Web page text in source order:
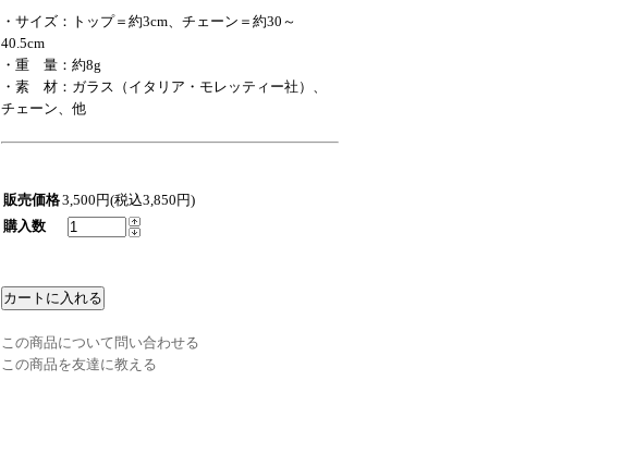
・サイズ：トップ＝約3cm、チェーン＝約30～
40.5cm
・重 量：約8g
・素 材：ガラス（イタリア・モレッティー社）、
チェーン、他
販売価格3,500円(税込3,850円)
購入数
この商品について問い合わせる
この商品を友達に教える